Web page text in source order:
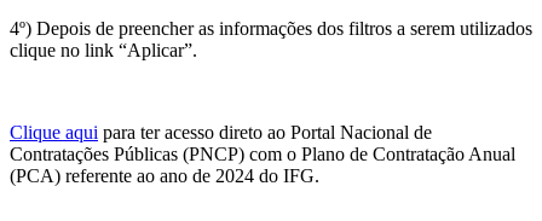
4º) Depois de preencher as informações dos filtros a serem utilizados
clique no link “Aplicar”.
Clique aqui para ter acesso direto ao Portal Nacional de
Contratações Públicas (PNCP) com o Plano de Contratação Anual
(PCA) referente ao ano de 2024 do IFG.